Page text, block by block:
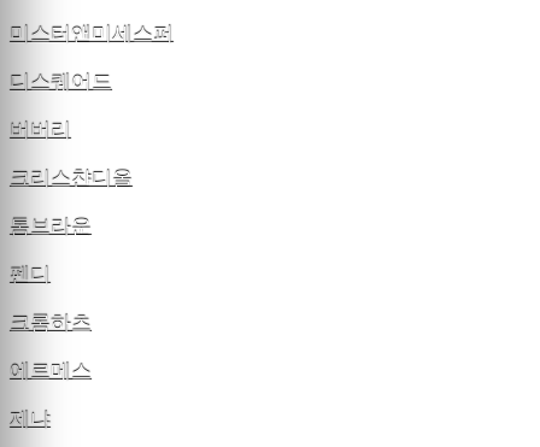
미스터앤미세스퍼
디스퀘어드
버버리
크리스챤디올
톰브라운
펜디
크롬하츠
에르메스
제냐